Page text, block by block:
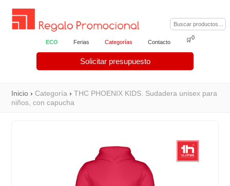
ECO Ferias Categorías Contacto
Solicitar presupuesto
🛒0
Inicio ›Categoría ›THC PHOENIX KIDS. Sudadera unisex para
niños, con capucha